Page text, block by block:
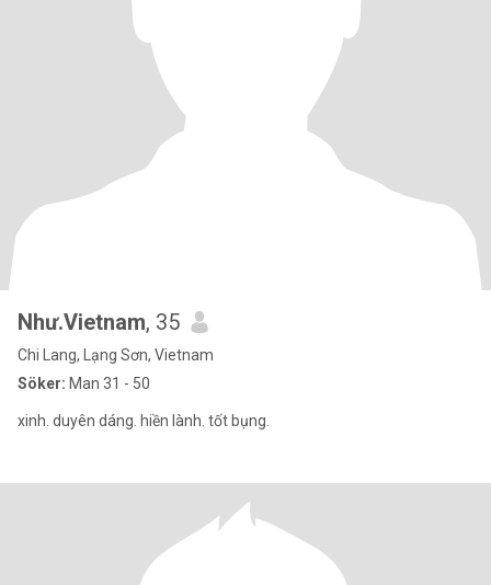
Như.Vietnam, 35
Chi Lang, Lạng Sơn, Vietnam
Söker: Man 31 - 50
xinh. duyên dáng. hiền lành. tốt bụng.